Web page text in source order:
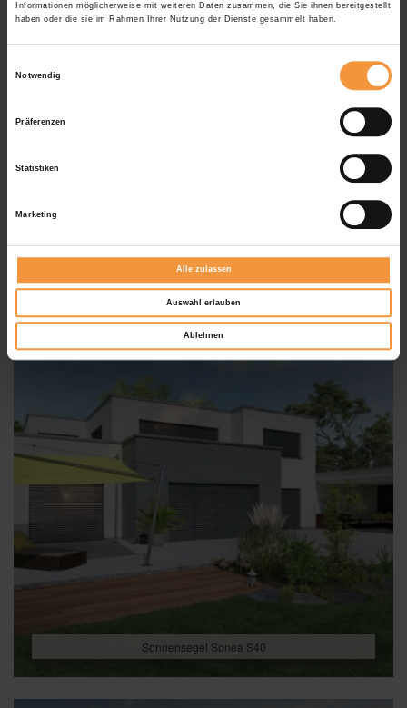
Informationen möglicherweise mit weiteren Daten zusammen, die Sie ihnen bereitgestellt
haben oder die sie im Rahmen Ihrer Nutzung der Dienste gesammelt haben.
Notwendig
Präferenzen
Statistiken
Marketing
Alle zulassen
Auswahl erlauben
Ablehnen
Farben & Stoffe
Das könnte Sie auch interessieren
Sonnensegel Sonea S40